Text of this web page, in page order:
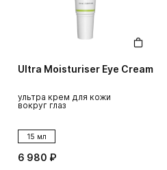
Ultra Moisturiser Eye Cream
ультра крем для кожи
вокруг глаз
15 мл
6 980 ₽